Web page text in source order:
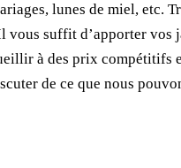
lunes de miel, etc.
suffit d’apporter vos
à des prix compétitifs
de ce que nous